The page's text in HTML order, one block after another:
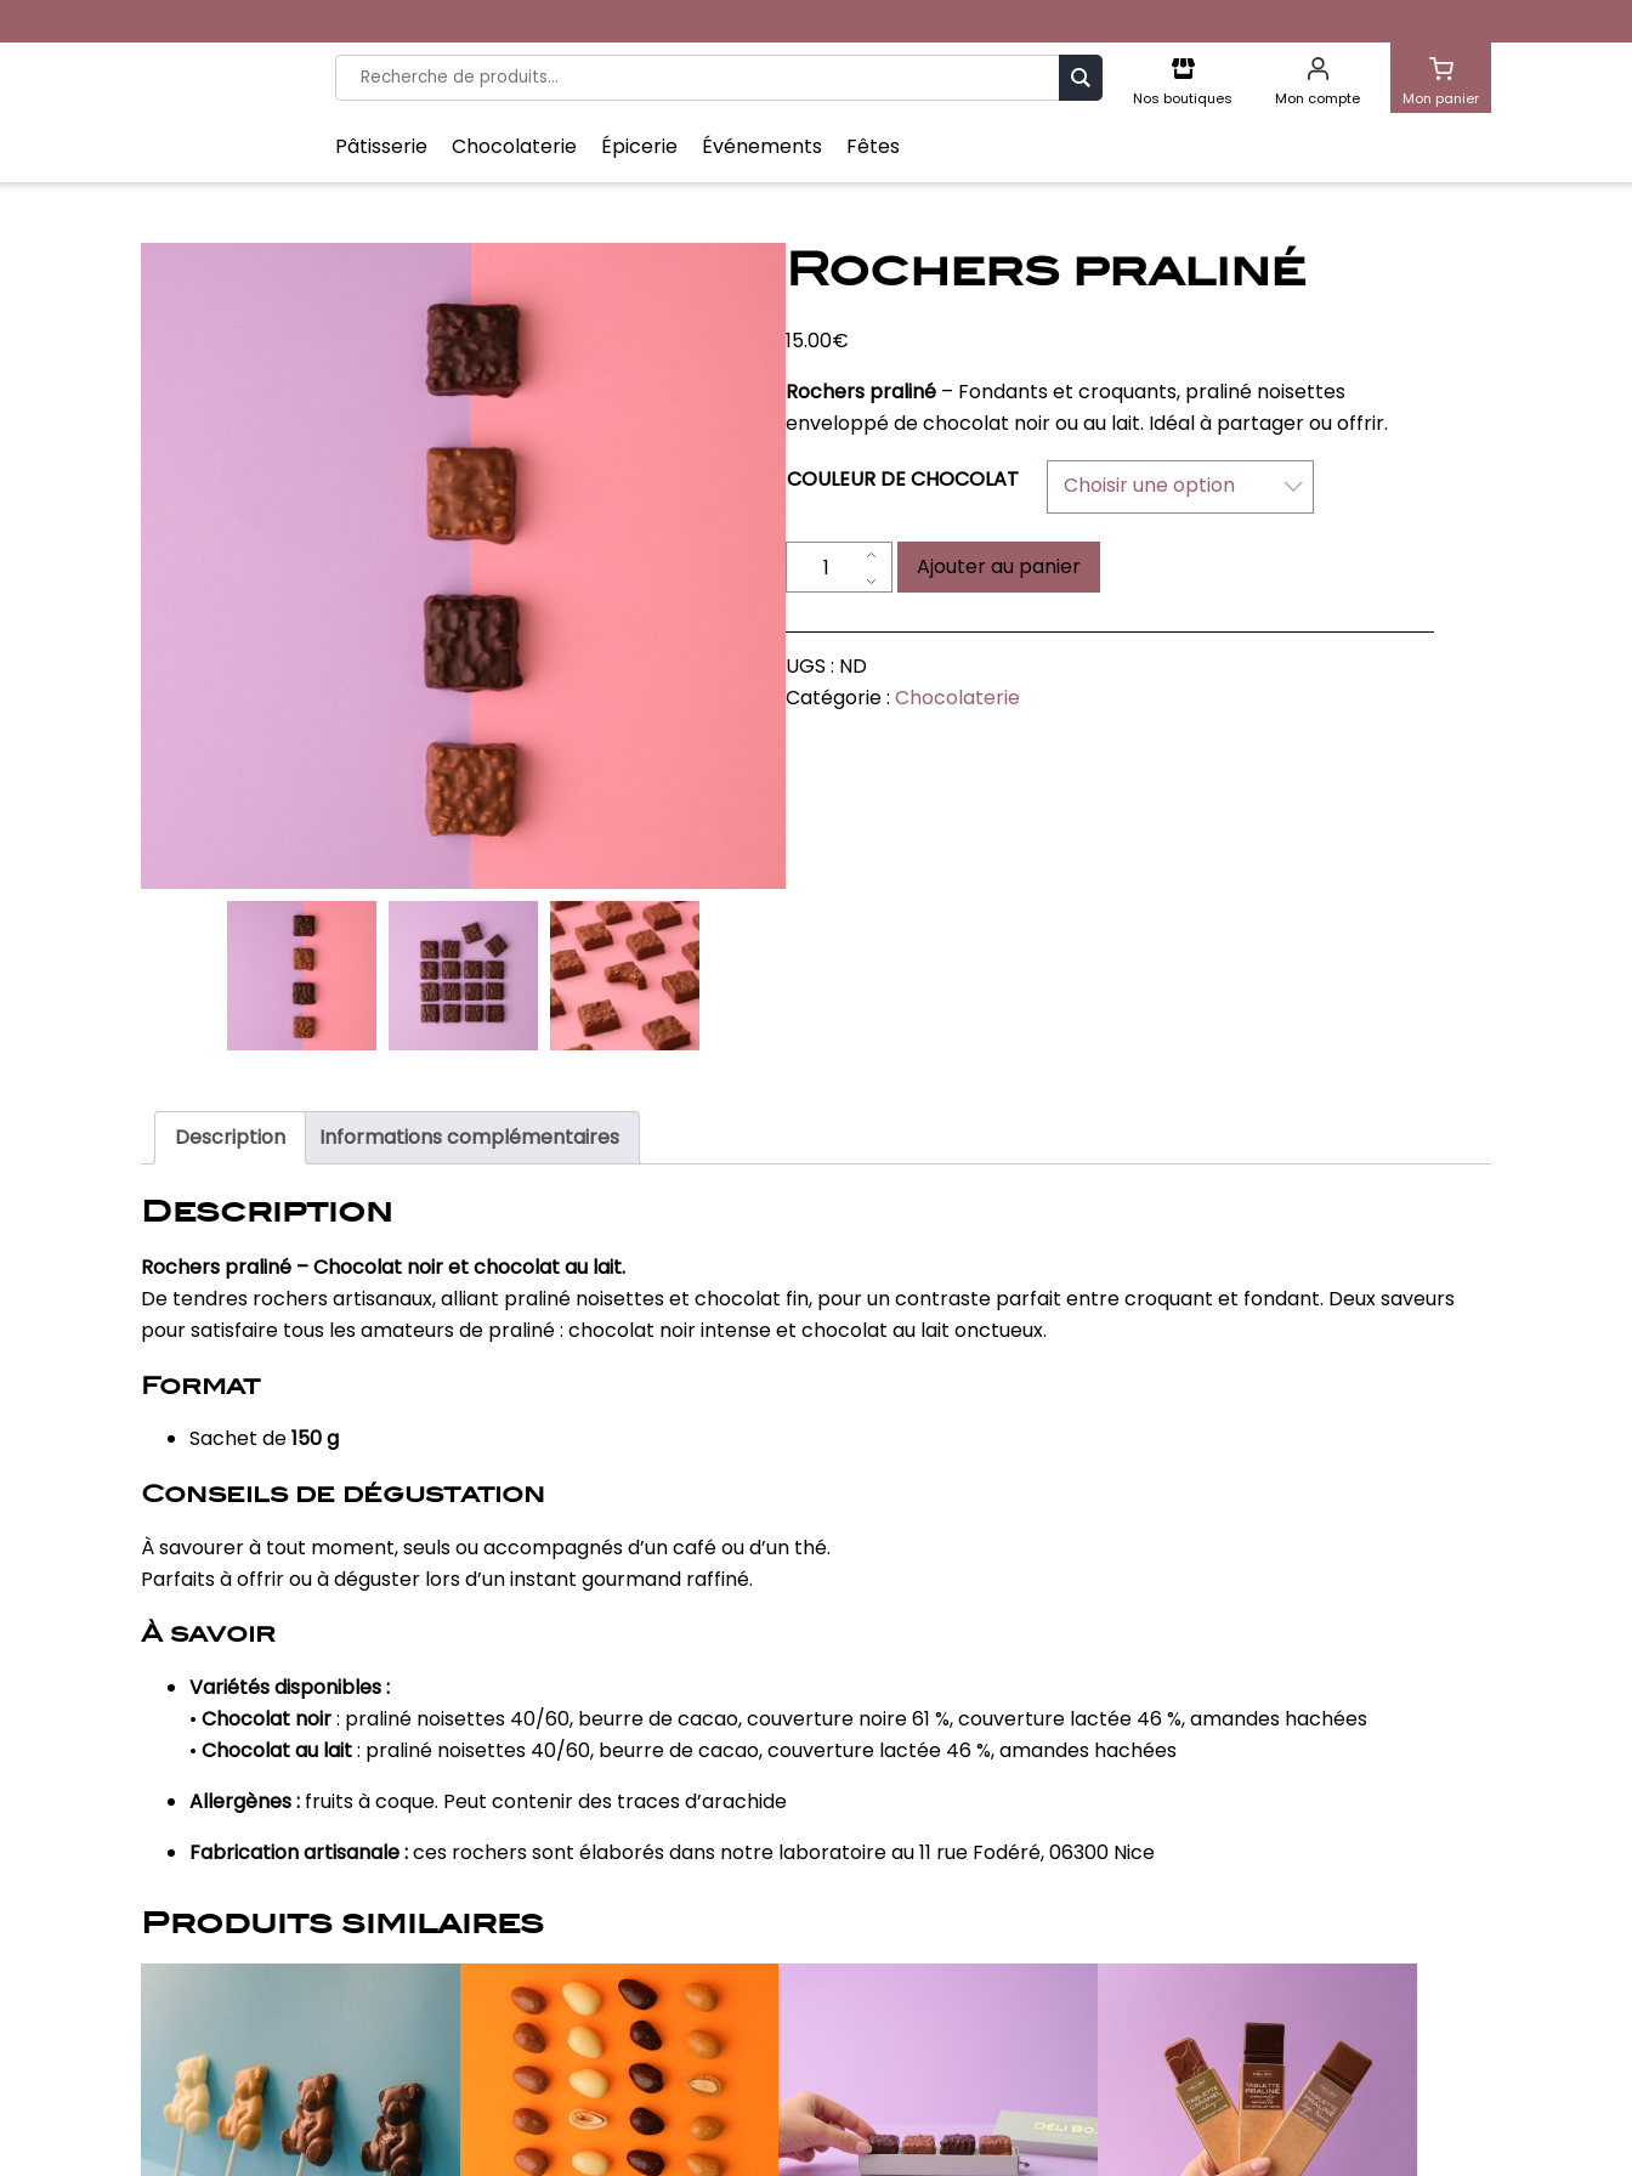
Recherche
pour :
Recherche
Nos boutiques Mon compte Mon panier
Pâtisserie Chocolaterie Épicerie Événements Fêtes
Rochers praliné
15.00€
Rochers praliné– Fondants et croquants, praliné noisettes
enveloppé de chocolat noir ou au lait. Idéal à partager ou offrir.
COULEUR DE CHOCOLAT
Choisir une option
quantité
de
Ajouter au panier
UGS : ND
Catégorie : Chocolaterie
Description Informations complémentaires
Description
Rochers praliné – Chocolat noir et chocolat au lait.
De tendres rochers artisanaux, alliant praliné noisettes et chocolat fin, pour un contraste parfait entre croquant et fondant. Deux saveurs
pour satisfaire tous les amateurs de praliné : chocolat noir intense et chocolat au lait onctueux.
Format
Sachet de150 g
Conseils de dégustation
À savourer à tout moment, seuls ou accompagnés d’un café ou d’un thé.
Parfaits à offrir ou à déguster lors d’un instant gourmand raffiné.
À savoir
Variétés disponibles :
• Chocolat noir: praliné noisettes 40/60, beurre de cacao, couverture noire 61 %, couverture lactée 46 %, amandes hachées
• Chocolat au lait: praliné noisettes 40/60, beurre de cacao, couverture lactée 46 %, amandes hachées
Allergènes :fruits à coque. Peut contenir des traces d’arachide
Fabrication artisanale :ces rochers sont élaborés dans notre laboratoire au 11 rue Fodéré, 06300 Nice
Produits similaires
plusieurs
variations.
Les
options
Ce
produit
a
plusieurs
variations.
Les
options
plusieurs
variations.
Les
options